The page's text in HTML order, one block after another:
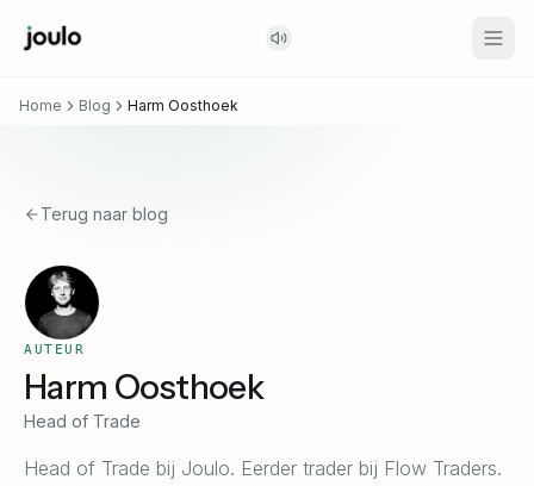
Home Blog Harm Oosthoek
Terug naar blog
AUTEUR
Harm Oosthoek
Head of Trade
Head of Trade bij Joulo. Eerder trader bij Flow Traders.